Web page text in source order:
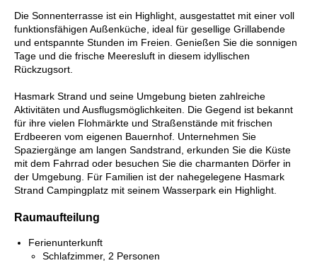
Die Sonnenterrasse ist ein Highlight, ausgestattet mit einer voll
funktionsfähigen Außenküche, ideal für gesellige Grillabende
und entspannte Stunden im Freien. Genießen Sie die sonnigen
Tage und die frische Meeresluft in diesem idyllischen
Rückzugsort.
Hasmark Strand und seine Umgebung bieten zahlreiche
Aktivitäten und Ausflugsmöglichkeiten. Die Gegend ist bekannt
für ihre vielen Flohmärkte und Straßenstände mit frischen
Erdbeeren vom eigenen Bauernhof. Unternehmen Sie
Spaziergänge am langen Sandstrand, erkunden Sie die Küste
mit dem Fahrrad oder besuchen Sie die charmanten Dörfer in
der Umgebung. Für Familien ist der nahegelegene Hasmark
Strand Campingplatz mit seinem Wasserpark ein Highlight.
Raumaufteilung
Ferienunterkunft
Schlafzimmer, 2 Personen